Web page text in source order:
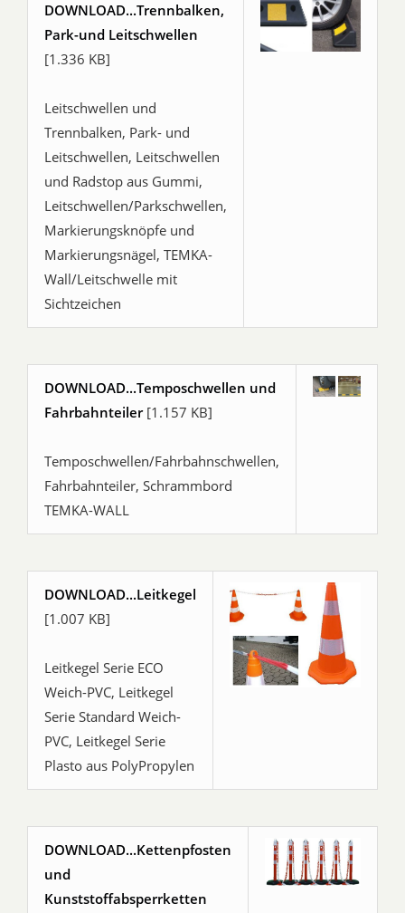
DOWNLOAD...Trennbalken,
Park-und Leitschwellen
[1.336 KB]
Leitschwellen und
Trennbalken, Park- und
Leitschwellen, Leitschwellen
und Radstop aus Gummi,
Leitschwellen/Parkschwellen,
Markierungsknöpfe und
Markierungsnägel, TEMKA-
Wall/Leitschwelle mit
Sichtzeichen
DOWNLOAD...Temposchwellen und
Fahrbahnteiler[1.157 KB]
Temposchwellen/Fahrbahnschwellen,
Fahrbahnteiler, Schrammbord
TEMKA-WALL
DOWNLOAD...Leitkegel
[1.007 KB]
Leitkegel Serie ECO
Weich-PVC, Leitkegel
Serie Standard Weich-
PVC, Leitkegel Serie
Plasto aus PolyPropylen
DOWNLOAD...Kettenpfosten
und
Kunststoffabsperrketten